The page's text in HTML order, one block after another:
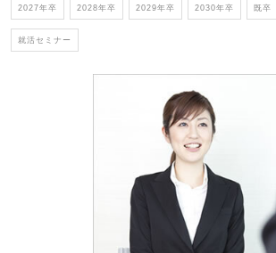
2027年卒 2028年卒 2029年卒 2030年卒 既卒
就活セミナー